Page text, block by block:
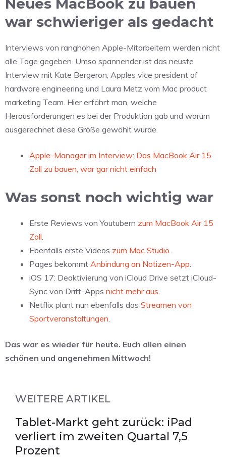
war schwieriger als gedacht
Interviews von ranghohen Apple-Mitarbeitern werden nicht
alle Tage gegeben. Umso spannender ist das neuste
Interview mit Kate Bergeron, Apples vice president of
hardware engineering und Laura Metz vom Mac product
marketing Team. Hier erfährt man, welche
Herausforderungen es bei der Produktion gab und warum
ausgerechnet diese Größe gewählt wurde.
Apple-Manager im Interview: Das MacBook Air 15
Zoll zu bauen, war gar nicht einfach
Was sonst noch wichtig war
Erste Reviews von Youtubern zum MacBook Air 15
Zoll
Ebenfalls erste Videos zum Mac Studio
Pages bekommt Anbindung an Notizen-App
iOS 17: Deaktivierung von iCloud Drive setzt iCloud-
Sync von Dritt-Apps nicht mehr aus
Netflix plant nun ebenfalls das Streamen von
Sportveranstaltungen
Das war es wieder für heute. Euch allen einen
schönen und angenehmen Mittwoch!
WEITERE ARTIKEL
Tablet-Markt geht zurück: iPad
verliert im zweiten Quartal 7,5
Prozent